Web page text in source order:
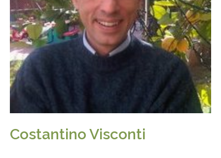
Costantino Visconti